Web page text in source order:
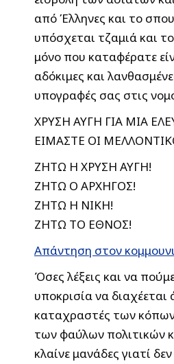
από Έλληνες και το
υπόσχεται τζαμιά και
μόνο που καταφέρατε
αδόκιμες και
υπογραφές σας στις
ΧΡΥΣΗ ΑΥΓΗ ΓΙΑ ΜΙΑ
ΕΙΜΑΣΤΕ ΟΙ
ΖΗΤΩ Η ΧΡΥΣΗ ΑΥΓΗ!
ΖΗΤΩ Ο ΑΡΧΗΓΟΣ!
ΖΗΤΩ Η ΝΙΚΗ!
ΖΗΤΩ ΤΟ ΕΘΝΟΣ!
Απάντηση στον
Όσες λέξεις και να
υποκρισία να
καταχραστές των
των φαύλων πολιτικών
κλαίνε μανάδες γιατί